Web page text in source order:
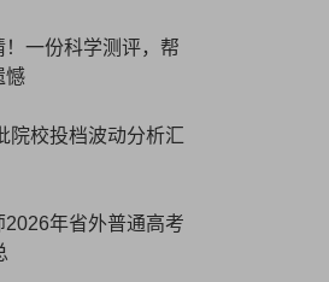
一份科学测评，帮
憾
院校投档波动分析汇
年省外普通高考